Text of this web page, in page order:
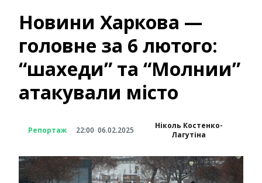
Новини Харкова —
головне за 6 лютого:
“шахеди” та “Молнии”
атакували місто
Репортаж 22:00 06.02.2025
Ніколь Костенко-
Лагутіна